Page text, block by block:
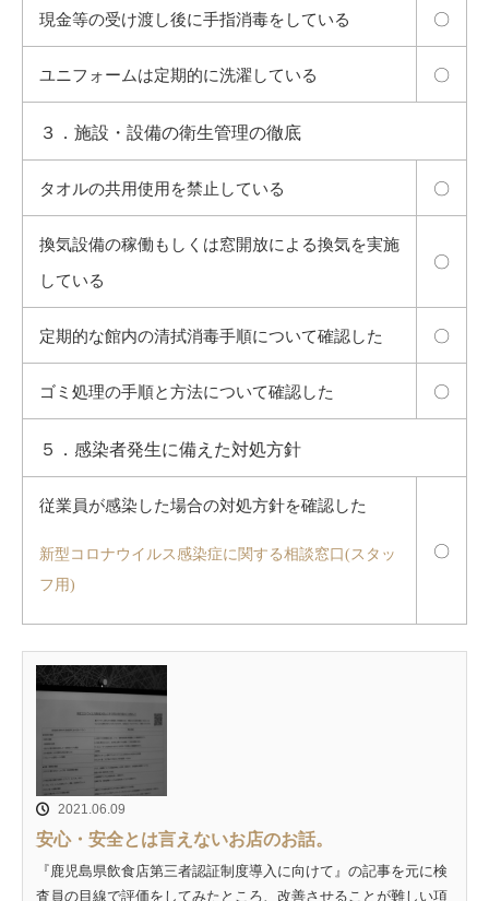
現金等の受け渡し後に手指消毒をしている 〇
ユニフォームは定期的に洗濯している 〇
３．施設・設備の衛生管理の徹底
タオルの共用使用を禁止している 〇
換気設備の稼働もしくは窓開放による換気を実施
している
〇
定期的な館内の清拭消毒手順について確認した 〇
ゴミ処理の手順と方法について確認した 〇
５．感染者発生に備えた対処方針
従業員が感染した場合の対処方針を確認した
新型コロナウイルス感染症に関する相談窓口(スタッ
フ用)
〇
2021.06.09
安心・安全とは言えないお店のお話。
『鹿児島県飲食店第三者認証制度導入に向けて』の記事を元に検
査員の目線で評価をしてみたところ、改善させることが難しい項